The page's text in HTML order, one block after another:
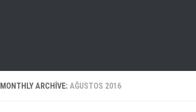
MONTHLY ARCHIVE: AĞUSTOS 2016